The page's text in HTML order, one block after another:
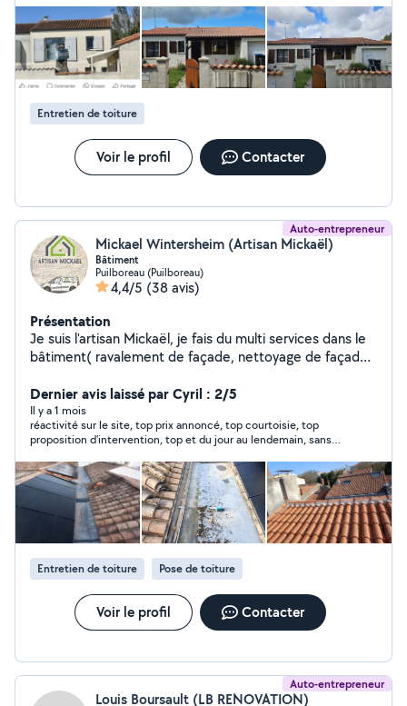
(toiture, façade, mur...) avec mes produits
professionnels. Tondre et débroussailler vos espaces,
m'occuper de vos haies, Je débarrasse également vos
encombrants.
Entretien de toiture
Voir le profil Contacter
Auto-entrepreneur
Mickael Wintersheim (Artisan Mickaël)
Bâtiment
Puilboreau (Puilboreau)
4,4/5 (38 avis)
Présentation
Je suis l'artisan Mickaël, je fais du multi services dans le
bâtiment( ravalement de façade, nettoyage de façade,
peinture intérieure et extérieure
Dernier avis laissé par Cyril : 2/5
Il y a 1 mois
réactivité sur le site, top prix annoncé, top courtoisie, top
proposition d'intervention, top et du jour au lendemain, sans
rien bilan, obligé de chercher une autre personne à cause de ce
manque de sérieux et d'envi
Entretien de toiture Pose de toiture
Voir le profil Contacter
Auto-entrepreneur
Louis Boursault (LB RENOVATION)